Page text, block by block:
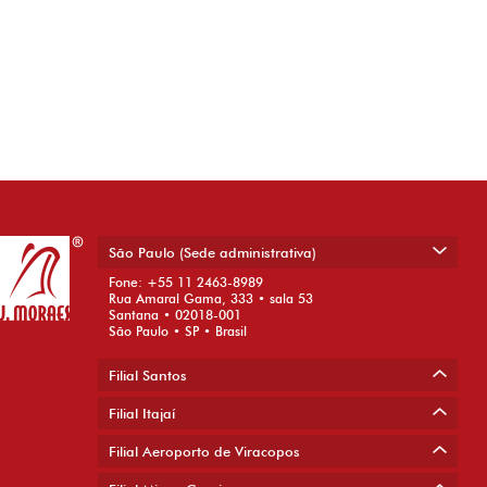
São Paulo (Sede administrativa)
Fone: +55 11 2463-8989
Rua Amaral Gama, 333 • sala 53
Santana • 02018-001
São Paulo • SP • Brasil
Filial Santos
Filial Itajaí
Filial Aeroporto de Viracopos